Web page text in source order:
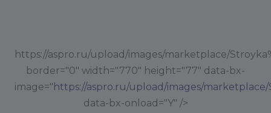
https://aspro.ru/upload/images/marketplace/
border="0" width="770" height="77" data-bx-
image=" https://aspro.ru/upload/images/
data-bx-onload="Y" />